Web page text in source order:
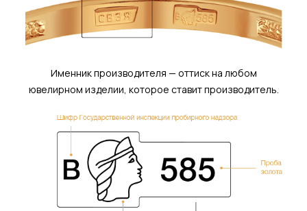
Именник производителя — оттиск на любом
ювелирном изделии, которое ставит производитель.